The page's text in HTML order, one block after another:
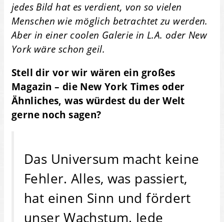
jedes Bild hat es verdient, von so vielen
Menschen wie möglich betrachtet zu werden.
Aber in einer coolen Galerie in L.A. oder New
York wäre schon geil.
Stell dir vor wir wären ein großes
Magazin – die New York Times oder
Ähnliches, was würdest du der Welt
gerne noch sagen?
Das Universum macht keine
Fehler. Alles, was passiert,
hat einen Sinn und fördert
unser Wachstum. Jede